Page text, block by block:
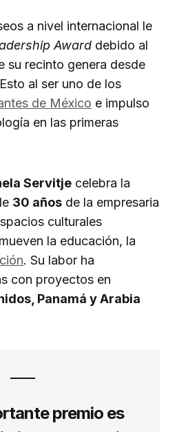
a nivel internacional le
Award debido al
su recinto genera desde
al ser uno de los
de México e impulso
en las primeras
Servitje celebra la
30 años de la empresaria
culturales
la educación, la
. Su labor ha
con proyectos en
Panamá y Arabia
premio es